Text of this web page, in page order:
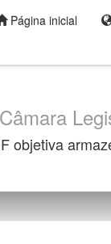
Página inicial
objetiva